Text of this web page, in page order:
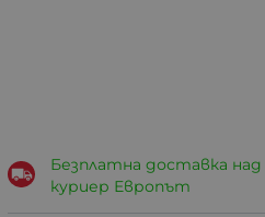
Безплатна доставка над
куриер Европът